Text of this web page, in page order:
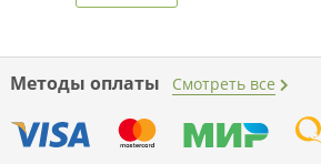
Методы оплаты Смотреть все